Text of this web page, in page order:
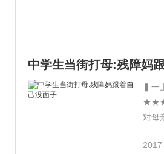
中学生当街打母:残障妈
▍一
对母